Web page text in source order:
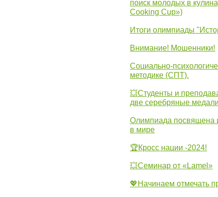
поиск молодых в
Cooking Cup»)
Итоги олимпиады
Внимание! Мошенники!
Социально-
методике (СПТ).
💥Студенты и
две серебряные
Олимпиада посвящена
в мире
🏆Кросс нации -2024!
💥Семинар от «Lamel»
💖Начинаем отмечать